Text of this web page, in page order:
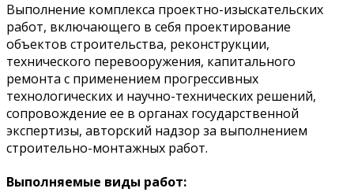
Выполнение комплекса проектно-изыскательских
работ, включающего в себя проектирование
объектов строительства, реконструкции,
технического перевооружения, капитального
ремонта с применением прогрессивных
технологических и научно-технических решений,
сопровождение ее в органах государственной
экспертизы, авторский надзор за выполнением
строительно-монтажных работ.
Выполняемые виды работ: